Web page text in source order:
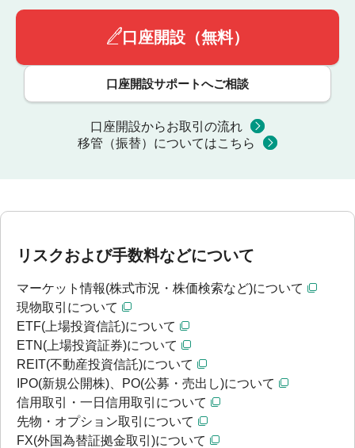
口座開設（無料）
口座開設サポートへご相談
口座開設からお取引の流れ
移管（振替）についてはこちら
リスクおよび手数料などについて
マーケット情報(株式市況・株価検索など)について
現物取引について
ETF(上場投資信託)について
ETN(上場投資証券)について
REIT(不動産投資信託)について
IPO(新規公開株)、PO(公募・売出し)について
信用取引・一日信用取引について
先物・オプション取引について
FX(外国為替証拠金取引)について